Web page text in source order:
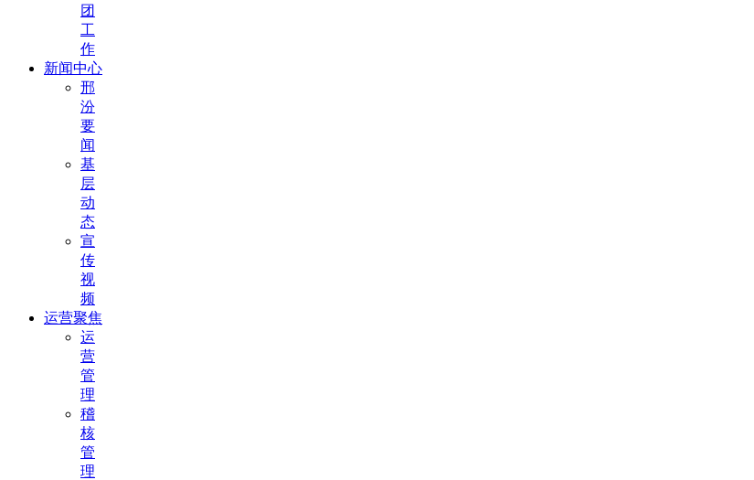
团
工
作
新闻中心
邢
汾
要
闻
基
层
动
态
宣
传
视
频
运营聚焦
运
营
管
理
稽
核
管
理